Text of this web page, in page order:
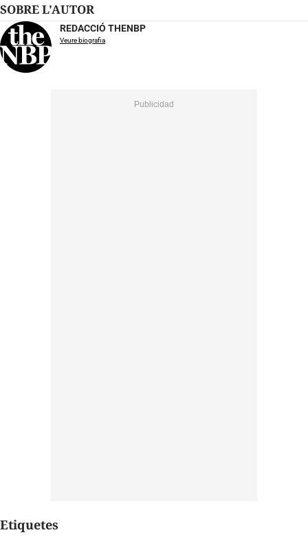
SOBRE L'AUTOR
REDACCIÓ THENBP
Veure biografia
Etiquetes